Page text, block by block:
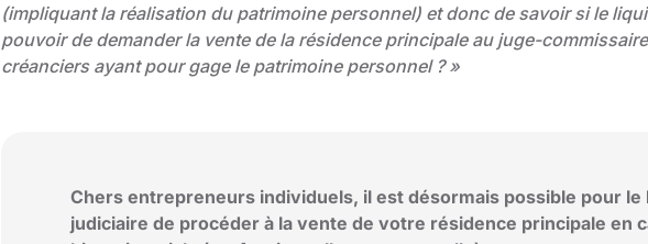
(impliquant la réalisation du patrimoine personnel) et donc de savoir si le
pouvoir de demander la vente de la résidence principale au juge-
créanciers ayant pour gage le patrimoine personnel ? »
Chers entrepreneurs individuels, il est désormais possible pour le
judiciaire de procéder à la vente de votre résidence principale en